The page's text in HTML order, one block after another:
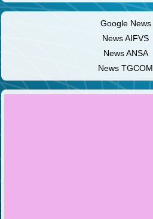
Google News
News AIFVS
News ANSA
News TGCOM